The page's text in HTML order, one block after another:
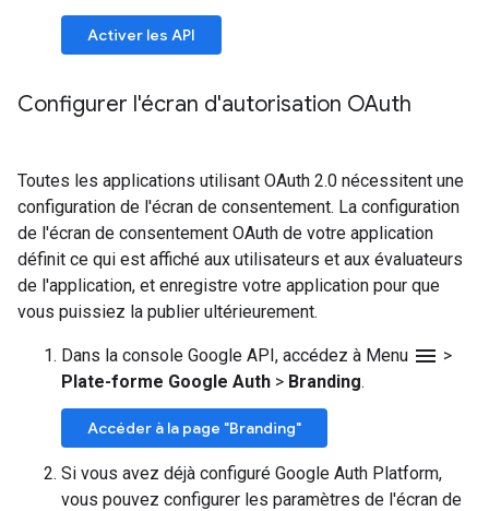
Activer les API
Configurer l'écran d'autorisation OAuth
Toutes les applications utilisant OAuth 2.0 nécessitent une
configuration de l'écran de consentement. La configuration
de l'écran de consentement OAuth de votre application
définit ce qui est affiché aux utilisateurs et aux évaluateurs
de l'application, et enregistre votre application pour que
vous puissiez la publier ultérieurement.
Dans la console Google API, accédez à Menu menu >
Plate-forme Google Auth > Branding.
Accéder à la page "Branding"
Si vous avez déjà configuré Google Auth Platform,
vous pouvez configurer les paramètres de l'écran de